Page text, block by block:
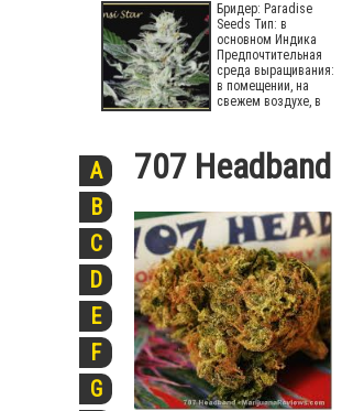
Бридер: Paradise
Seeds Тип: в
основном Индика
Предпочтительная
среда выращивания:
в помещении, на
свежем воздухе, в
A
B
C
D
E
F
G
707 Headband